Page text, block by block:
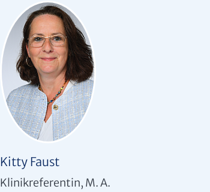
Kitty Faust
Klinikreferentin, M. A.